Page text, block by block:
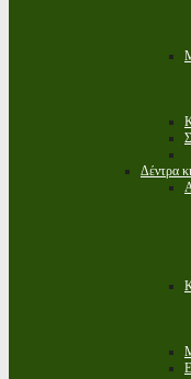
Δέντρα